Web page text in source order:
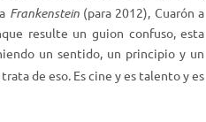
Frankenstein(para 2012), Cuarón a
resulte un guion confuso, esta
un sentido, un principio y un
de eso. Es cine y es talento y es